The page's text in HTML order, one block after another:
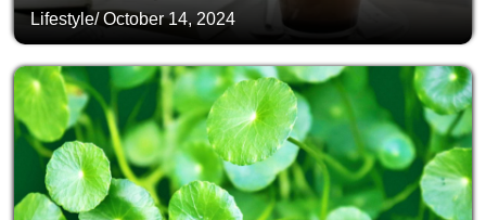
Lifestyle/October 14, 2024